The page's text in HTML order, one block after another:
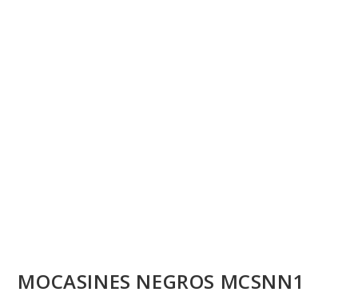
MOCASINES NEGROS MCSNN1